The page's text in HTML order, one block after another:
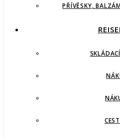
PŘÍVĚSKY,